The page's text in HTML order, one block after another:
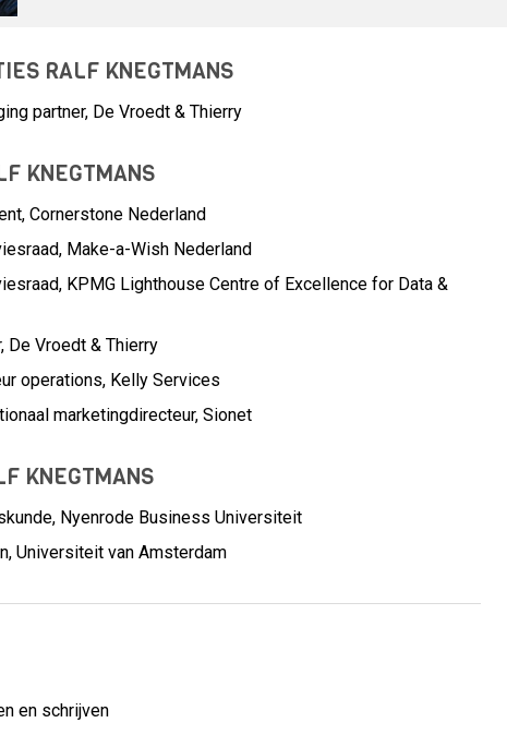
RALF KNEGTMANS
partner, De Vroedt & Thierry
KNEGTMANS
Cornerstone Nederland
Make-a-Wish Nederland
KPMG Lighthouse Centre of Excellence for Data &
De Vroedt & Thierry
operations, Kelly Services
marketingdirecteur, Sionet
KNEGTMANS
Nyenrode Business Universiteit
Universiteit van Amsterdam
en schrijven